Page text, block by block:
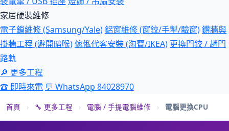
家居硬裝維修
電子鎖維修 (Samsung/Yale)鋁窗維修 (窗鉸/手掣/驗窗)鑽牆與
掛牆工程 (避開暗喉)傢俬代客安裝 (淘寶/IKEA) 更換門鉸 / 趟門
路軌
🔎 更多工程
☎ 即時來電 💬 WhatsApp 84028970
首頁 › 🔧 更多工程 › 電腦 / 手提電腦維修 › 電腦更換CPU